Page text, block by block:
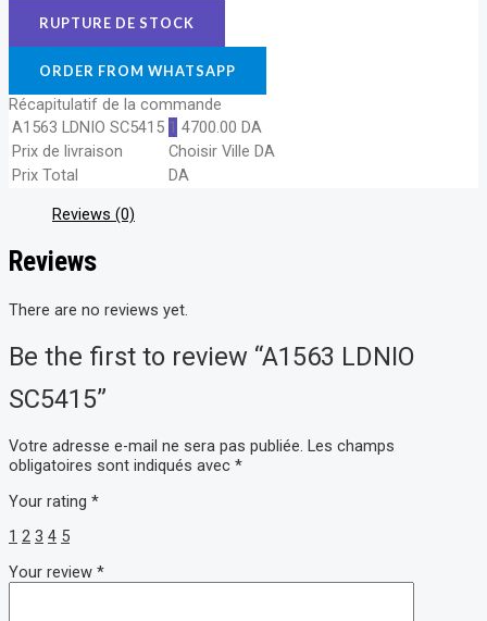
ORDER FROM WHATSAPP
Récapitulatif de la commande
A1563 LDNIO SC5415 1 4700.00 DA
Prix de livraison
Choisir Ville DA
Prix Total
DA
Reviews (0)
Reviews
There are no reviews yet.
Be the first to review “A1563 LDNIO
SC5415”
Votre adresse e-mail ne sera pas publiée. Les champs
obligatoires sont indiqués avec *
Your rating *
1 2 3 4 5
Your review *